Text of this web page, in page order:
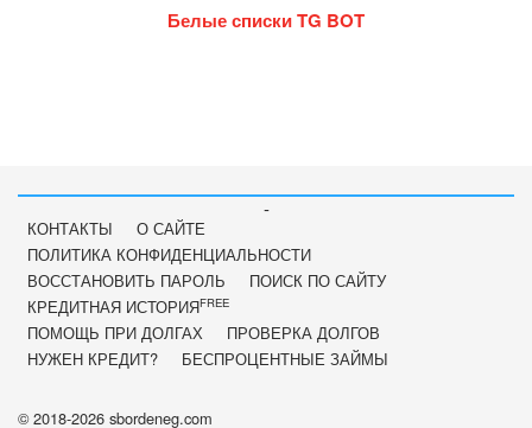
Белые списки TG BOT
-
КОНТАКТЫ
О САЙТЕ
ПОЛИТИКА КОНФИДЕНЦИАЛЬНОСТИ
ВОССТАНОВИТЬ ПАРОЛЬ
ПОИСК ПО САЙТУ
КРЕДИТНАЯ ИСТОРИЯFREE
ПОМОЩЬ ПРИ ДОЛГАХ
ПРОВЕРКА ДОЛГОВ
НУЖЕН КРЕДИТ?
БЕСПРОЦЕНТНЫЕ ЗАЙМЫ
© 2018-2026 sbordeneg.com